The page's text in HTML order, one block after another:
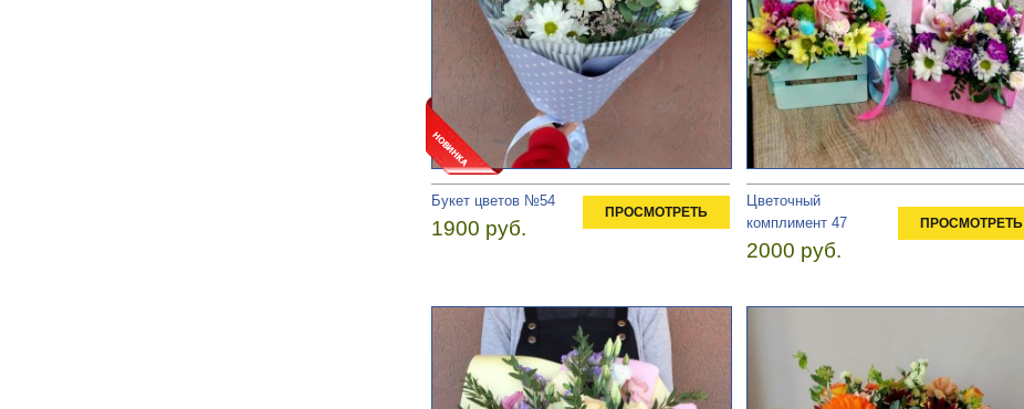
Букет цветов №54
1900 руб.
ПРОСМОТРЕТЬ
Цветочный
комплимент 47
2000 руб.
ПРОСМОТРЕТЬ